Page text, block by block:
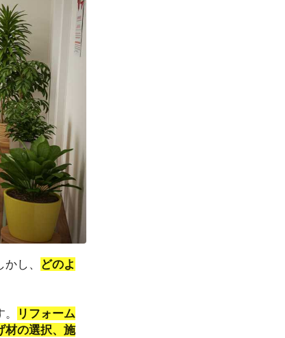
し、 どのよ
リフォーム
材の選択、施